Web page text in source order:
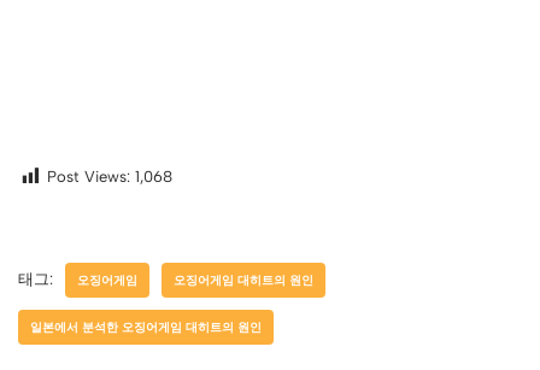
Post Views: 1,068
태그: 오징어게임 오징어게임 대히트의 원인
일본에서 분석한 오징어게임 대히트의 원인